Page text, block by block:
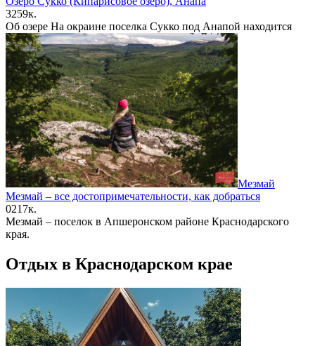
3259к.
Об озере На окраине поселка Сукко под Анапой находится
Мезмай
Мезмай – все достопримечательности, как добраться
0217к.
Мезмай – поселок в Апшеронском районе Краснодарского
края.
Отдых в Краснодарском крае